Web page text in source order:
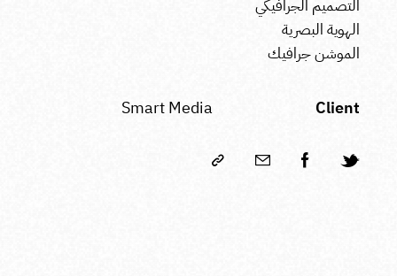
التصميم الجرافيكي
الهوية البصرية
الموشن جرافيك
Client
Smart Media